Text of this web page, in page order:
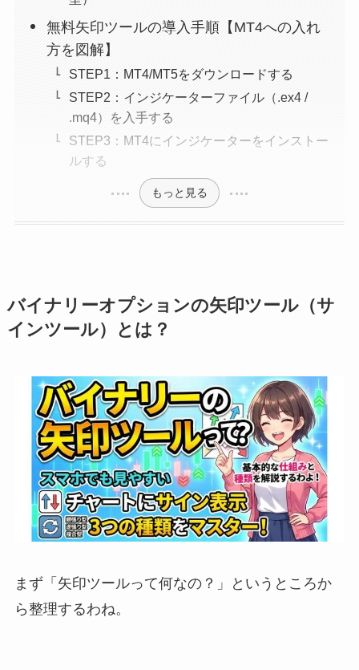
無料矢印ツールの導入手順【MT4への入れ
方を図解】
STEP1：MT4/MT5をダウンロードする
STEP2：インジケーターファイル（.ex4 /
.mq4）を入手する
STEP3：MT4にインジケーターをインストー
ルする
もっと見る
バイナリーオプションの矢印ツール（サ
インツール）とは？
まず「矢印ツールって何なの？」というところか
ら整理するわね。